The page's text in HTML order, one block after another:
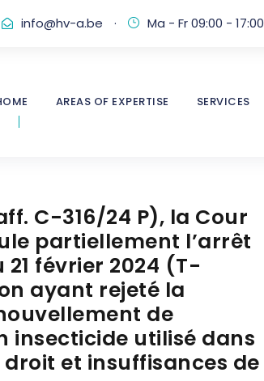
info@hv-a.be · Ma - Fr 09:00 - 17:00
AREAS OF EXPERTISE SERVICES
C-316/24 P), la Cour
partiellement l’arrêt
février 2024 (T-
ayant rejeté la
de
insecticide utilisé dans
droit et insuffisances de